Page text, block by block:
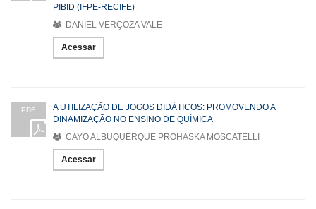
PIBID (IFPE-RECIFE)
DANIEL VERÇOZA VALE
Acessar
PDF
A UTILIZAÇÃO DE JOGOS DIDÁTICOS: PROMOVENDO A
DINAMIZAÇÃO NO ENSINO DE QUÍMICA
CAYO ALBUQUERQUE PROHASKA MOSCATELLI
Acessar